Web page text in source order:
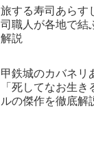
旅する寿司あらす
司職人が各地で結
解説
甲鉄城のカバネリ
「死してなお生
ルの傑作を徹底解